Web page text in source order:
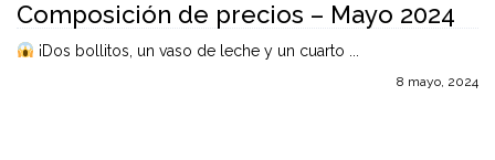
Composición de precios – Mayo 2024
¡Dos bollitos, un vaso de leche y un cuarto ...
8 mayo, 2024